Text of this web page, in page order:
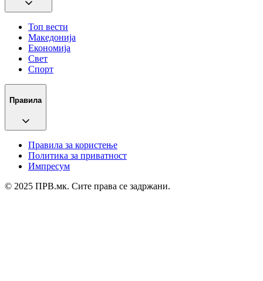
Топ вести
Македонија
Економија
Свет
Спорт
Правила
Правила за користење
Политика за приватност
Импресум
© 2025 ПРВ.мк. Сите права се задржани.